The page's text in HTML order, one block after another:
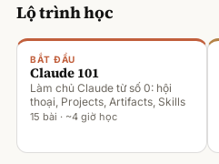
Lộ trình học
BẮT ĐẦU
Claude 101
Làm chủ Claude từ số 0: hội
thoại, Projects, Artifacts, Skills
15 bài · ~4 giờ học